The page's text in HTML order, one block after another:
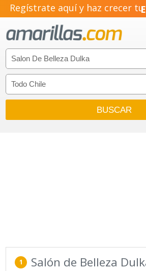
Regístrate aquí y haz crecer tu
1 Salón de Belleza